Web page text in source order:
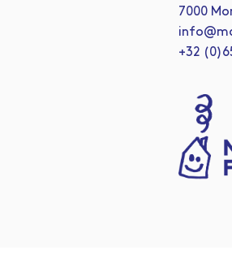
7000
+32